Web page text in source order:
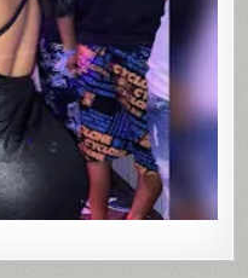
COM
REMOTO
PARTES
É